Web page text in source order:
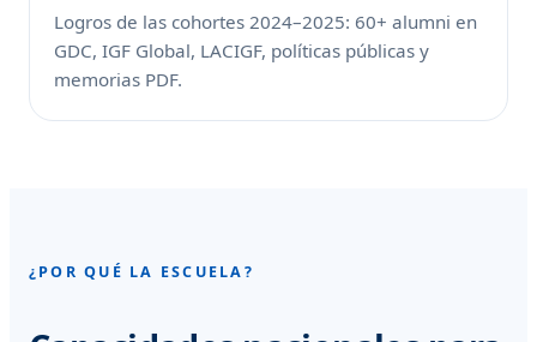
Logros de las cohortes 2024–2025: 60+ alumni en
GDC, IGF Global, LACIGF, políticas públicas y
memorias PDF.
¿POR QUÉ LA ESCUELA?